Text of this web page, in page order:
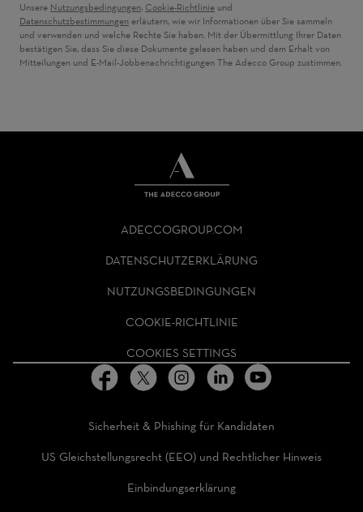
Unsere Nutzungsbedingungen, Cookie-Richtlinie und
Datenschutzbestimmungen erläutern, wie wir Informationen über Sie sammeln
und verwenden und welche Rechte Sie haben. Mit der Übermittlung Ihrer Daten
bestätigen Sie, dass Sie diese Dokumente gelesen haben und dem Erhalt von
Mitteilungen und E-Mail-Jobbenachrichtigungen The Adecco Group zustimmen.
GROUP
HOMEPAGE
ADECCOGROUP.COM
DATENSCHUTZERKLÄRUNG
NUTZUNGSBEDINGUNGEN
COOKIE-RICHTLINIE
COOKIES SETTINGS
Sicherheit & Phishing für Kandidaten
US Gleichstellungsrecht (EEO) und Rechtlicher Hinweis
Einbindungserklärung